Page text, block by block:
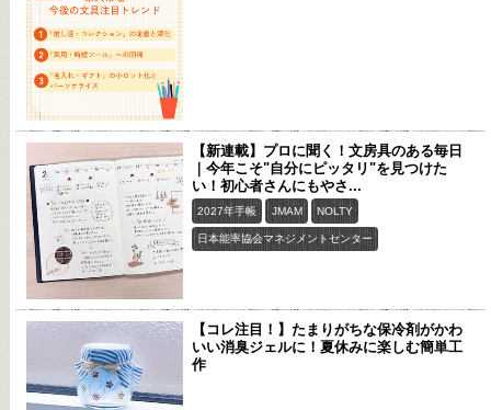
【新連載】プロに聞く！文房具のある毎日
｜今年こそ"自分にピッタリ"を見つけた
い！初心者さんにもやさ...
2027年手帳 JMAM NOLTY
日本能率協会マネジメントセンター
【コレ注目！】たまりがちな保冷剤がかわ
いい消臭ジェルに！夏休みに楽しむ簡単工
作